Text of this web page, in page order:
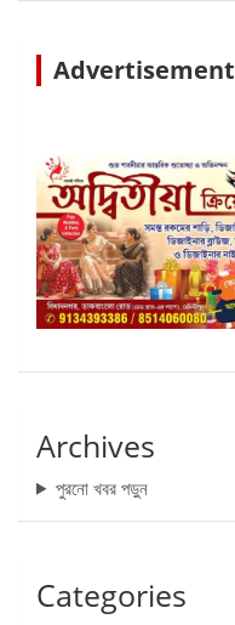
Advertisement
Archives
পুরনো খবর পড়ুন
Categories